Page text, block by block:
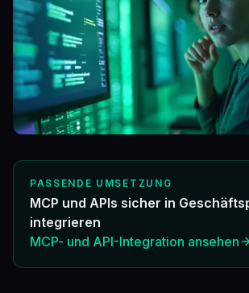
PASSENDE UMSETZUNG
MCP und APIs sicher in
integrieren
MCP- und API-Integration ansehen